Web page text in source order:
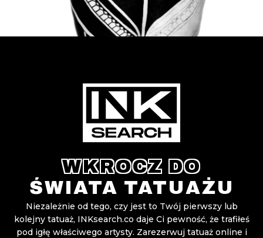
WKROCZ DO
ŚWIATA TATUAŻU
Niezależnie od tego, czy jest to Twój pierwszy lub
kolejny tatuaż, INKsearch.co daje Ci pewność, że trafiłeś
pod igłę właściwego artysty. Zarezerwuj tatuaż online i